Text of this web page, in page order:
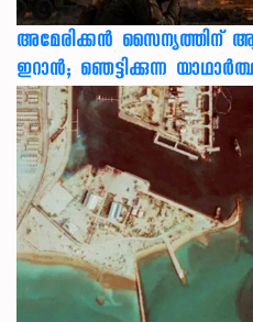
അമേരിക്കൻ സൈന്യത്തിന്
ഇറാൻ; ഞെട്ടിക്കുന്ന